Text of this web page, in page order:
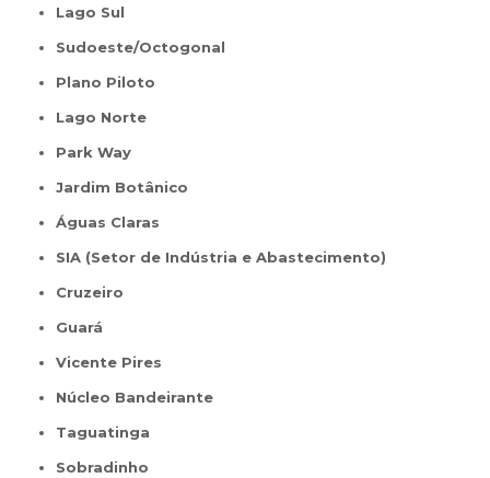
Lago Sul
Sudoeste/Octogonal
Plano Piloto
Lago Norte
Park Way
Jardim Botânico
Águas Claras
SIA (Setor de Indústria e Abastecimento)
Cruzeiro
Guará
Vicente Pires
Núcleo Bandeirante
Taguatinga
Sobradinho